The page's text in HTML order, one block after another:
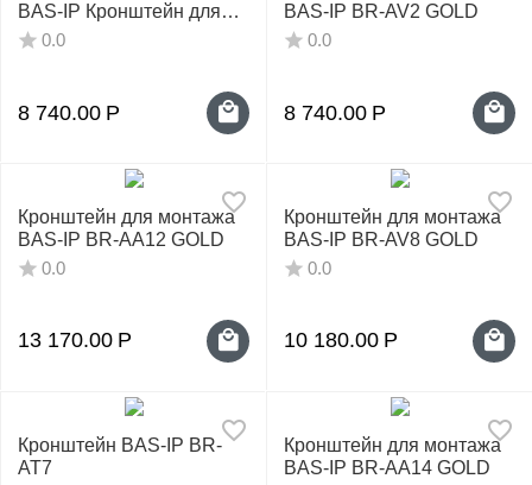
BAS-IP Кронштейн для
монтажа
0.0
8 740.00 Р
BAS-IP BR-AV2 GOLD
0.0
8 740.00 Р
Кронштейн для монтажа
BAS-IP BR-AA12 GOLD
0.0
13 170.00 Р
Кронштейн для монтажа
BAS-IP BR-AV8 GOLD
0.0
10 180.00 Р
Кронштейн BAS-IP BR-
AT7
Кронштейн для монтажа
BAS-IP BR-AA14 GOLD